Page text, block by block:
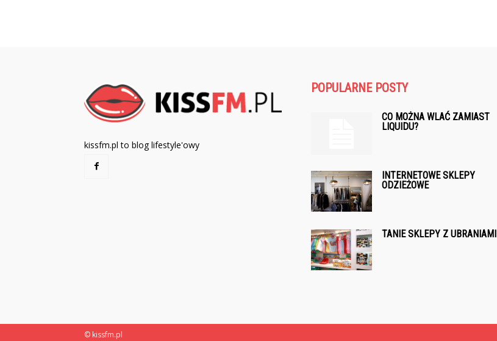
kissfm.pl to blog lifestyle'owy
POPULARNE POSTY
CO MOŻNA WLAĆ ZAMIAST
LIQUIDU?
INTERNETOWE SKLEPY
ODZIEŻOWE
TANIE SKLEPY Z UBRANIAMI
© kissfm.pl